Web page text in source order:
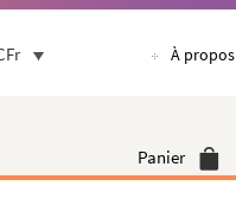
À propos
Panier